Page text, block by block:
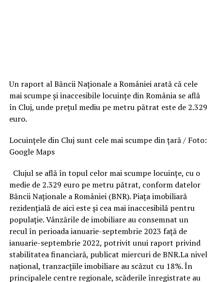
Un raport al Băncii Naționale a României arată că cele
mai scumpe și inaccesibile locuințe din România se află
în Cluj, unde prețul mediu pe metru pătrat este de 2.329
euro.
Locuințele din Cluj sunt cele mai scumpe din țară / Foto:
Google Maps
Clujul se află în topul celor mai scumpe locuințe, cu o
medie de 2.329 euro pe metru pătrat, conform datelor
Băncii Naționale a României (BNR). Piața imobiliară
rezidențială de aici este și cea mai inaccesibilă pentru
populație. Vânzările de imobiliare au consemnat un
recul în perioada ianuarie-septembrie 2023 față de
ianuarie-septembrie 2022, potrivit unui raport privind
stabilitatea financiară, publicat miercuri de BNR.La nivel
național, tranzacțiile imobiliare au scăzut cu 18%. În
principalele centre regionale, scăderile înregistrate au